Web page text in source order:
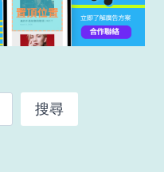
搜尋